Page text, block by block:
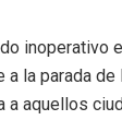
inoperativo
a la parada
aquellos